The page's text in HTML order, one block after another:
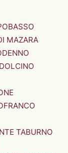
MAZARA
TABURNO